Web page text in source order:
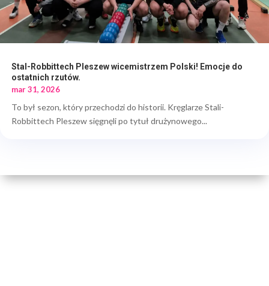
Stal-Robbittech Pleszew wicemistrzem Polski! Emocje do
ostatnich rzutów.
mar 31, 2026
To był sezon, który przechodzi do historii. Kręglarze Stali-
Robbittech Pleszew sięgnęli po tytuł drużynowego...